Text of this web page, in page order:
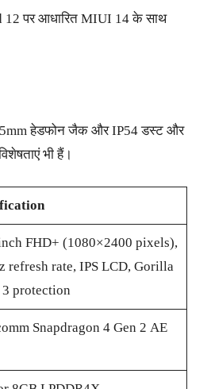
पर आधारित MIUI 14 के साथ
हेडफोन जैक और IP54 डस्ट और
भी हैं।
FHD+ (1080×2400 pixels),
refresh rate, IPS LCD, Gorilla
3 protection
Snapdragon 4 Gen 2 AE